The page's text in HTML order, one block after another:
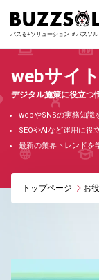
webサイト
デジタル施策に役立つ
webやSNSの実務知識
SEOやAIなど運用に役
最新の業界トレンドを
トップページ お